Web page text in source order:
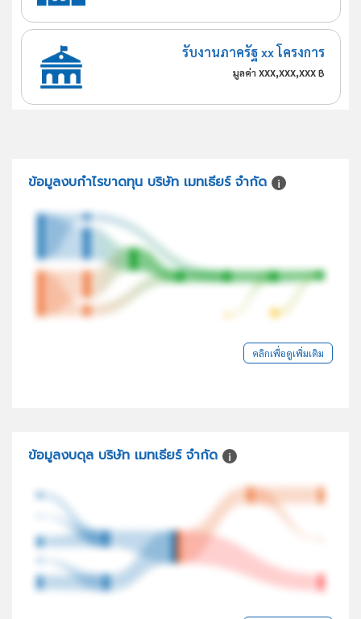
รับงานภาครัฐ xx โครงการ
มูลค่า xxx,xxx,xxx ฿
ข้อมูลงบกำไรขาดทุน บริษัท เมทเธียร์ จำกัด
คลิกเพื่อดูเพิ่มเติม
ข้อมูลงบดุล บริษัท เมทเธียร์ จำกัด